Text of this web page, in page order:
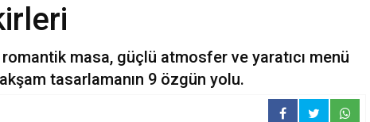
masa, güçlü atmosfer ve yaratıcı menü
tasarlamanın 9 özgün yolu.